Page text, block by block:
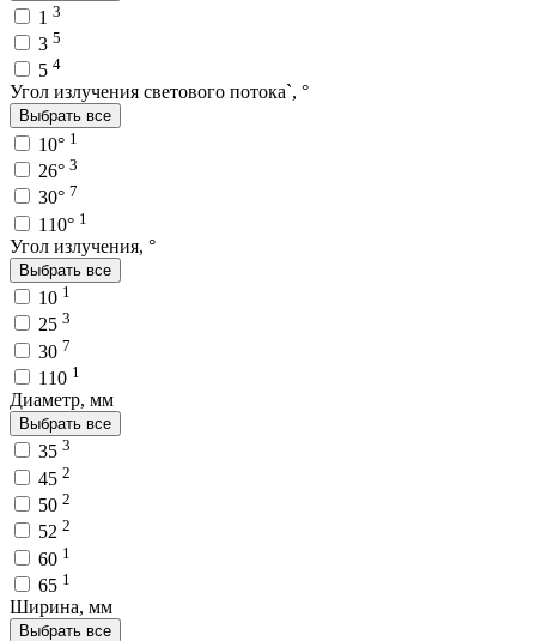
1 3
3 5
5 4
Угол излучения светового потока`, °
Выбрать все
10° 1
26° 3
30° 7
110° 1
Угол излучения, °
Выбрать все
10 1
25 3
30 7
110 1
Диаметр, мм
Выбрать все
35 3
45 2
50 2
52 2
60 1
65 1
Ширина, мм
Выбрать все